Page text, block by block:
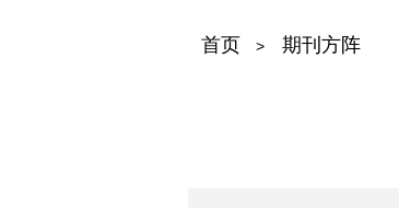
首页 > 期刊方阵